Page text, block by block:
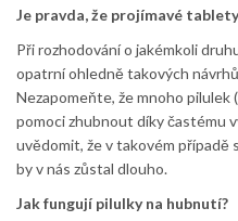
Je pravda, že projímavé
Při rozhodování o jakémkoli
opatrní ohledně takových
Nezapomeňte, že mnoho pilulek
pomoci zhubnout díky častému
uvědomit, že v takovém případě
by v nás zůstal dlouho.
Jak fungují pilulky na hubnutí?